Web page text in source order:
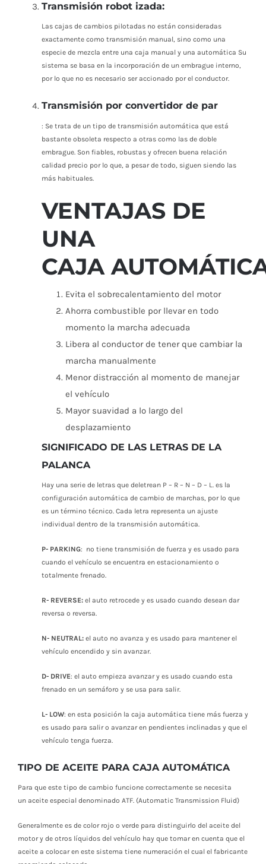
Transmisión robot izada:
Las cajas de cambios pilotadas no están consideradas
exactamente como transmisión manual, sino como una
especie de mezcla entre una caja manual y una automática Su
sistema se basa en la incorporación de un embrague interno,
por lo que no es necesario ser accionado por el conductor.
Transmisión por convertidor de par
: Se trata de un tipo de transmisión automática que está
bastante obsoleta respecto a otras como las de doble
embrague. Son fiables, robustas y ofrecen buena relación
calidad precio por lo que, a pesar de todo, siguen siendo las
más habituales.
VENTAJAS DE
UNA
CAJA
Evita el sobrecalentamiento del motor
Ahorra combustible por llevar en todo
momento la marcha adecuada
Libera al conductor de tener que cambiar la
marcha manualmente
Menor distracción al momento de manejar
el vehículo
Mayor suavidad a lo largo del
desplazamiento
SIGNIFICADO DE LAS LETRAS DE LA
PALANCA
Hay una serie de letras que deletrean P – R – N – D – L. es la
configuración automática de cambio de marchas, por lo que
es un término técnico. Cada letra representa un ajuste
individual dentro de la transmisión automática.
P- PARKING: no tiene transmisión de fuerza y es usado para
cuando el vehículo se encuentra en estacionamiento o
totalmente frenado.
R- REVERSE: el auto retrocede y es usado cuando desean dar
reversa o reversa.
N- NEUTRAL: el auto no avanza y es usado para mantener el
vehículo encendido y sin avanzar.
D- DRIVE: el auto empieza avanzar y es usado cuando esta
frenado en un semáforo y se usa para salir.
L- LOW: en esta posición la caja automática tiene más fuerza y
es usado para salir o avanzar en pendientes inclinadas y que el
vehículo tenga fuerza.
TIPO DE ACEITE PARA CAJA AUTOMÁTICA
Para que este tipo de cambio funcione correctamente se necesita
un aceite especial denominado ATF. (Automatic Transmission Fluid)
Generalmente es de color rojo o verde para distinguirlo del aceite del
motor y de otros líquidos del vehículo hay que tomar en cuenta que el
aceite a colocar en este sistema tiene numeración el cual el fabricante